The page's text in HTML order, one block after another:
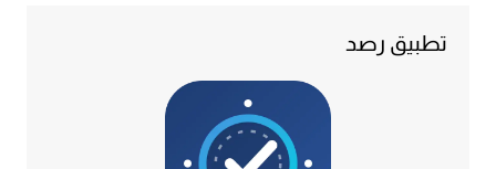
تطبيق رصد